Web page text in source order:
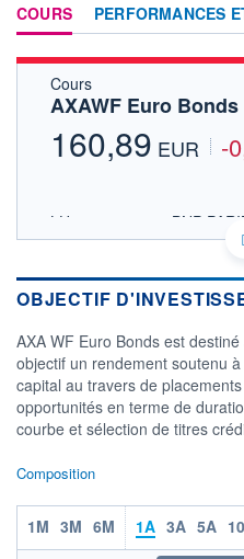
COURS PERFORMANCES
Cours
AXAWF Euro Bonds
160,89 EUR -
LU0184629151 - BNP
Europe
Consulter le prospectus / DIC
CATÉGORIE MORNINGSTAR
Obligations EUR
OBJECTIF
AXA WF Euro Bonds est
objectif un rendement soutenu
capital au travers de
opportunités en terme de
courbe et sélection de titres
Composition
1M 3M 6M 1A 3A 5A